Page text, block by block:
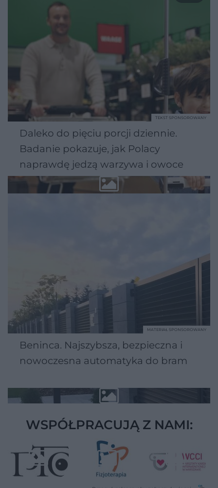
Daleko do pięciu porcji dziennie.
Badanie pokazuje, jak Polacy
naprawdę jedzą warzywa i owoce
TEKST SPONSOROWANY
Beninca. Najszybsza, bezpieczna i
nowoczesna automatyka do bram
MATERIAŁ SPONSOROWANY
WSPÓŁPRACUJĄ Z NAMI: